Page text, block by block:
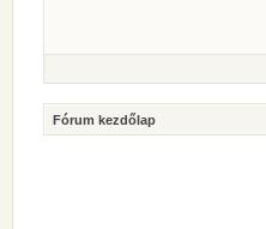
Fórum kezdőlap